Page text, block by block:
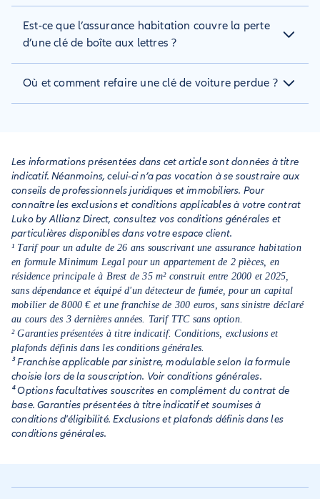
dans votre contrat.
mais uniquement si le dommage résulte d’un événement
garanti, comme une tentative d’effraction, un cambriolage ou
généralement exclues de la garantie.
Est-ce que l’assurance habitation couvre la perte
d’une clé de boîte aux lettres ?
pas la perte de clé de boîte aux lettres car il s’agit d’un
Où et comment refaire une clé de voiture perdue ?
d'immatriculation et une pièce d'identité seront exigés. Le
délai et le coût varient selon le modèle du véhicule.
Les informations présentées dans cet article sont données à titre
indicatif. Néanmoins, celui-ci n’a pas vocation à se soustraire aux
conseils de professionnels juridiques et immobiliers. Pour
connaître les exclusions et conditions applicables à votre contrat
Luko by Allianz Direct, consultez vos conditions générales et
particulières disponibles dans votre espace client.
¹ Tarif pour un adulte de 26 ans souscrivant une assurance habitation
en formule Minimum Legal pour un appartement de 2 pièces, en
résidence principale à Brest de 35 m² construit entre 2000 et 2025,
sans dépendance et équipé d'un détecteur de fumée, pour un capital
mobilier de 8000 € et une franchise de 300 euros, sans sinistre déclaré
au cours des 3 dernières années. Tarif TTC sans option.
² Garanties présentées à titre indicatif. Conditions, exclusions et
plafonds définis dans les conditions générales.
³ Franchise applicable par sinistre, modulable selon la formule
choisie lors de la souscription. Voir conditions générales.
⁴ Options facultatives souscrites en complément du contrat de
base. Garanties présentées à titre indicatif et soumises à
conditions d'éligibilité. Exclusions et plafonds définis dans les
conditions générales.